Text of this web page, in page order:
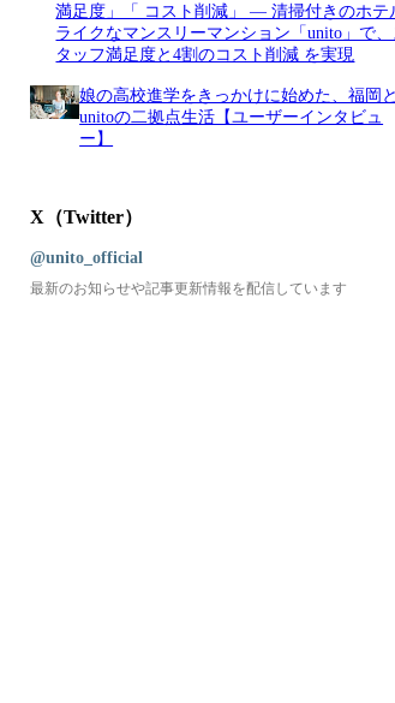
満足度」「 コスト削減」 ― 清掃付きのホテ
ライクなマンスリーマンション「unito」で、
タッフ満足度と4割のコスト削減 を実現
娘の高校進学をきっかけに始めた、福岡と
unitoの二拠点生活【ユーザーインタビュ
ー】
X（Twitter）
@unito_official
最新のお知らせや記事更新情報を配信しています